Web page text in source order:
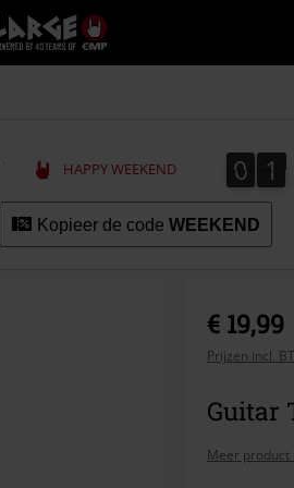
Large
–
Muziek-,
+
kleding
HAPPY WEEKEND 0
0 1
1
Kopieer de code WEEKEND
€ 19,99
Prijzen incl.
Guitar
Meer